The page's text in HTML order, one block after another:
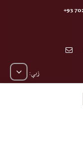
ژبې: